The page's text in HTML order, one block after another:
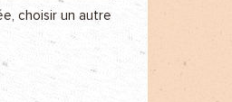
choisir un autre